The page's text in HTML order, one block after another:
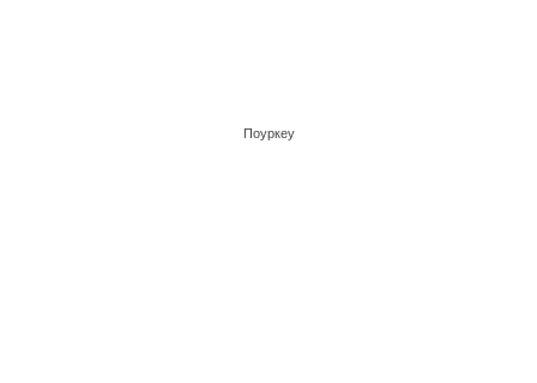
Поуркеу